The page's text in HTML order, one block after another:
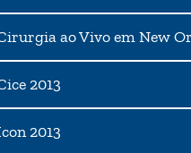
ao Vivo em New
2013
2013